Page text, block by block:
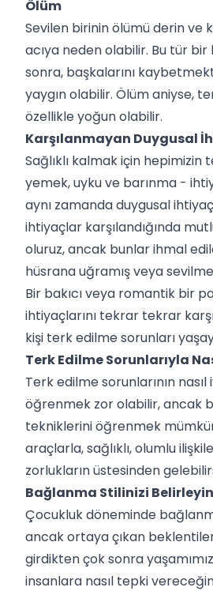
Ölüm
Sevilen birinin ölümü derin ve
acıya neden olabilir. Bu tür bir
sonra, başkalarını
yaygın olabilir. Ölüm aniyse,
özellikle yoğun olabilir.
Karşılanmayan Duygusal
Sağlıklı kalmak için hepimizin
yemek, uyku ve barınma -
aynı zamanda duygusal
ihtiyaçlar karşılandığında
oluruz, ancak bunlar ihmal
hüsrana uğramış veya
Bir bakıcı veya romantik bir
ihtiyaçlarını tekrar tekrar
kişi terk edilme sorunları
Terk Edilme Sorunlarıyla
Terk edilme sorunlarının
öğrenmek zor olabilir, ancak
tekniklerini öğrenmek
araçlarla, sağlıklı, olumlu
zorlukların üstesinden
Bağlanma Stilinizi Belirleyin
Çocukluk döneminde
ancak ortaya çıkan
girdikten çok sonra
insanlara nasıl tepki